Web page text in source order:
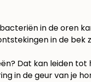
in de oren
in de bek
Dat kan leiden
in de geur van je